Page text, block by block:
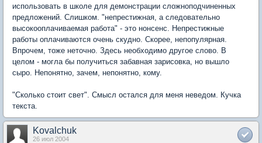
использовать в школе для демонстрации сложноподчиненных
предложений. Слишком. "непрестижная, а следовательно
высокооплачиваемая работа" - это нонсенс. Непрестижные
работы оплачиваются очень скудно. Скорее, непопулярная.
Впрочем, тоже неточно. Здесь необходимо другое слово. В
целом - могла бы получиться забавная зарисовка, но вышло
сыро. Непонятно, зачем, непонятно, кому.
"Сколько стоит свет". Смысл остался для меня неведом. Кучка
текста.
Kovalchuk
26 июл 2004